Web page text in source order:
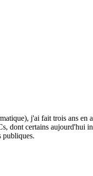
j'ai fait trois ans en
dont certains aujourd'hui
publiques.